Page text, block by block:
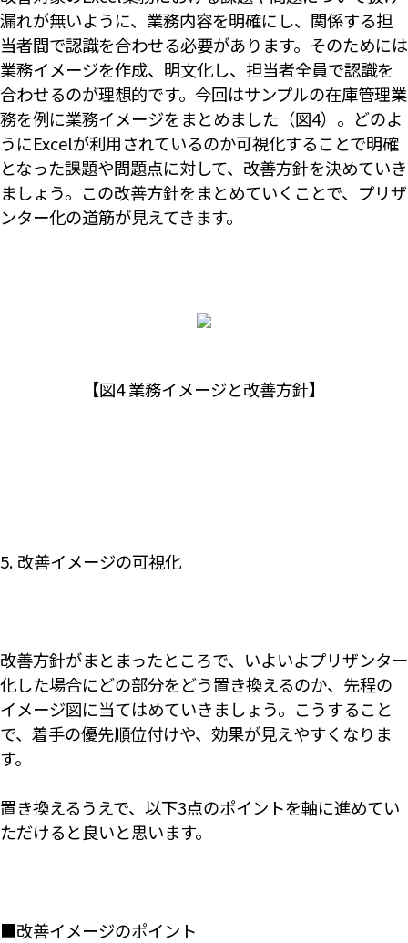
漏れが無いように、業務内容を明確にし、関係する担
当者間で認識を合わせる必要があります。そのためには
業務イメージを作成、明文化し、担当者全員で認識を
合わせるのが理想的です。今回はサンプルの在庫管理業
務を例に業務イメージをまとめました（図4）。どのよ
うにExcelが利用されているのか可視化することで明確
となった課題や問題点に対して、改善方針を決めていき
ましょう。この改善方針をまとめていくことで、プリザ
ンター化の道筋が見えてきます。
【図4 業務イメージと改善方針】
5. 改善イメージの可視化
改善方針がまとまったところで、いよいよプリザンター
化した場合にどの部分をどう置き換えるのか、先程の
イメージ図に当てはめていきましょう。こうすること
で、着手の優先順位付けや、効果が見えやすくなりま
す。
置き換えるうえで、以下3点のポイントを軸に進めてい
ただけると良いと思います。
■改善イメージのポイント